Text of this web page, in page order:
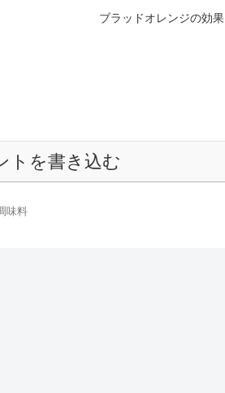
ブラッドオレンジの効果
トを書き込む
味料